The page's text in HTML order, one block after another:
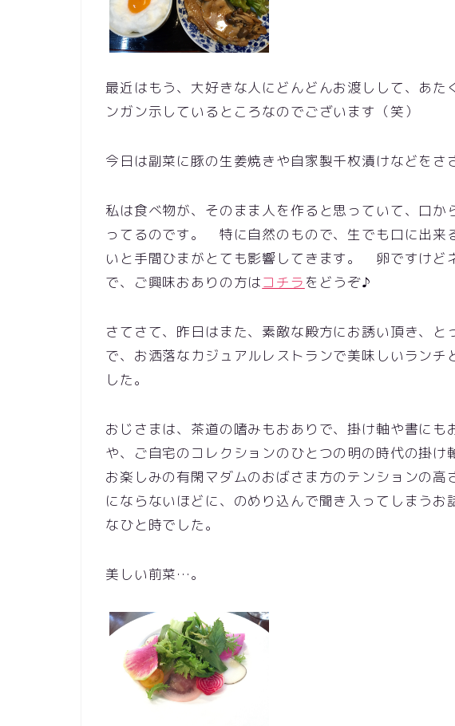
最近はもう、大好きな人にどんどんお渡しして、あた
ンガン示しているところなのでございます（笑）
今日は副菜に豚の生姜焼きや自家製千枚漬けなどをさ
私は食べ物が、そのまま人を作ると思っていて、口か
ってるのです。 特に自然のもので、生でも口に出来
いと手間ひまがとても影響してきます。 卵ですけど
で、ご興味おありの方はコチラ をどうぞ♪
さてさて、昨日はまた、素敵な殿方にお誘い頂き、
で、お洒落なカジュアルレストランで美味しいランチ
した。
おじさまは、茶道の嗜みもおありで、掛け軸や書にも
や、ご自宅のコレクションのひとつの明の時代の掛け
お楽しみの有閑マダムのおばさま方のテンションの高
にならないほどに、のめり込んで聞き入ってしまう
なひと時でした。
美しい前菜…。